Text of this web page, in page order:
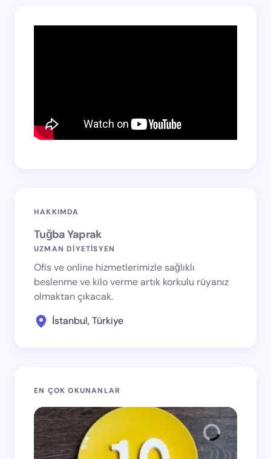
HAKKIMDA
Tuğba Yaprak
UZMAN DİYETİSYEN
Ofis ve online hizmetlerimizle sağlıklı
beslenme ve kilo verme artık korkulu rüyanız
olmaktan çıkacak.
İstanbul, Türkiye
EN ÇOK OKUNANLAR